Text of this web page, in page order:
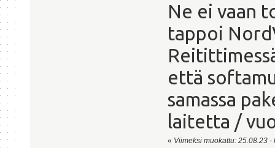
Ne ei vaan
tappoi
että
samassa
laitetta /
« Viimeksi muokattu: 25.08.23